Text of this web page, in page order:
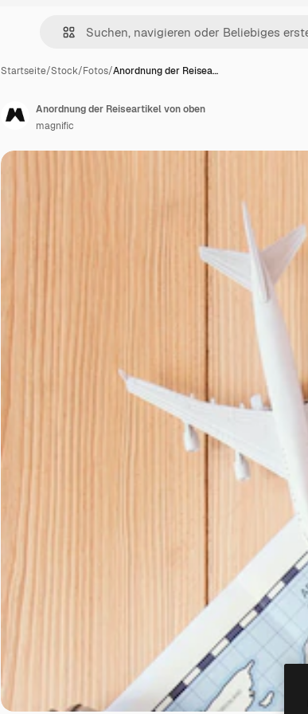
Startseite/Stock/Fotos/Anordnung der Reisea…
Anordnung der Reiseartikel von oben
magnific